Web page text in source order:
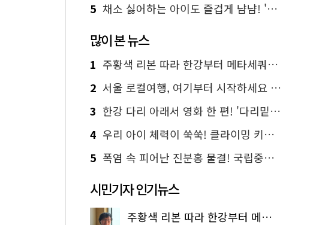
5 채소 싫어하는 아이도 즐겁게 냠냠! '찾아가는 서울시 식생활 교육' 현장
많이 본 뉴스
1 주황색 리본 따라 한강부터 메타세쿼이아 숲길까지…서울둘레길 15코스
2 서울 로컬여행, 여기부터 시작하세요 '서울에디션25'
3 한강 다리 아래서 영화 한 편! '다리밑 영화관' 무료 상영
4 우리 아이 체력이 쑥쑥! 클라이밍 키즈카페·어린이 체력장
5 폭염 속 피어난 진분홍 물결! 국립중앙박물관 배롱나무 명소
시민기자 인기뉴스
주황색 리본 따라 한강부터 메타세쿼이아 숲길까지…서울둘레길 15코스